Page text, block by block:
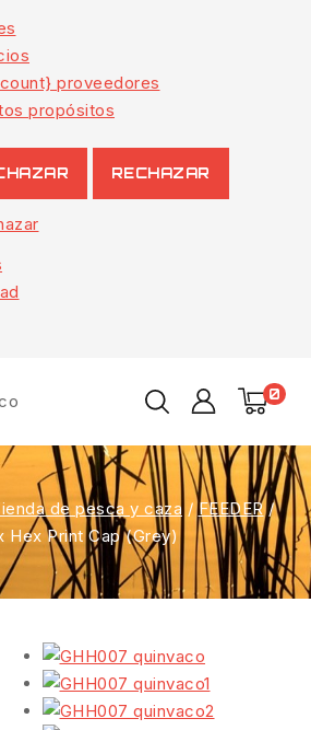
proveedores
propósitos
RECHAZAR
0
de pesca y caza / FEEDER /
Hex Print Cap (Grey)